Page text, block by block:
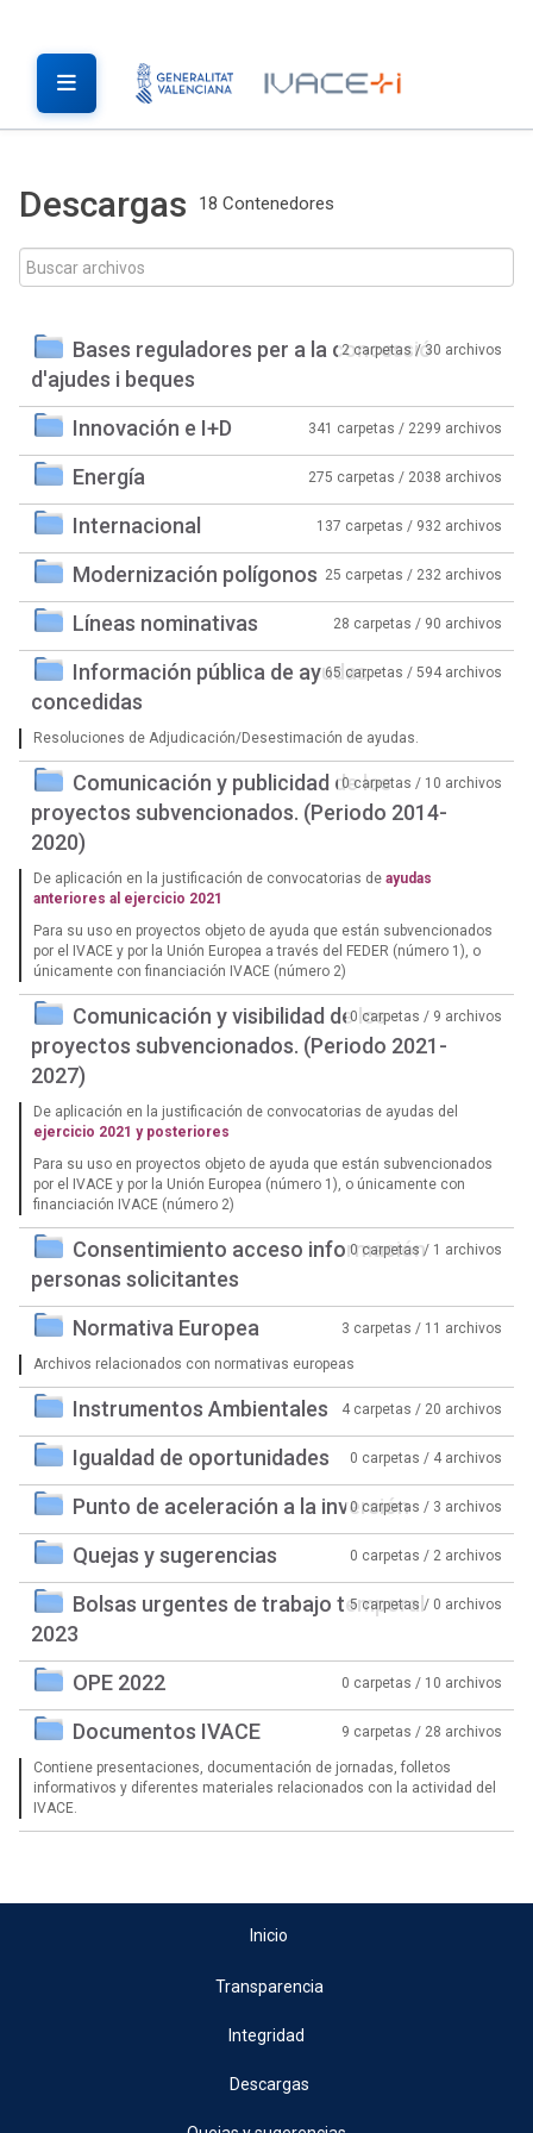
Descargas 18 Contenedores
Bases reguladores per a la concessió
d'ajudes i beques
2 carpetas / 30 archivos
Innovación e I+D 341 carpetas / 2299 archivos
Energía 275 carpetas / 2038 archivos
Internacional 137 carpetas / 932 archivos
Modernización polígonos 25 carpetas / 232 archivos
Líneas nominativas 28 carpetas / 90 archivos
Información pública de ayudas
concedidas
65 carpetas / 594 archivos
Resoluciones de Adjudicación/Desestimación de ayudas.
Comunicación y publicidad de los
proyectos subvencionados. (Periodo 2014-
2020)
0 carpetas / 10 archivos
De aplicación en la justificación de convocatorias de ayudas
anteriores al ejercicio 2021
Para su uso en proyectos objeto de ayuda que están subvencionados
por el IVACE y por la Unión Europea a través del FEDER (número 1), o
únicamente con financiación IVACE (número 2)
Comunicación y visibilidad de los
proyectos subvencionados. (Periodo 2021-
2027)
0 carpetas / 9 archivos
De aplicación en la justificación de convocatorias de ayudas del
ejercicio 2021 y posteriores
Para su uso en proyectos objeto de ayuda que están subvencionados
por el IVACE y por la Unión Europea (número 1), o únicamente con
financiación IVACE (número 2)
Consentimiento acceso información
personas solicitantes
0 carpetas / 1 archivos
Normativa Europea 3 carpetas / 11 archivos
Archivos relacionados con normativas europeas
Instrumentos Ambientales 4 carpetas / 20 archivos
Igualdad de oportunidades 0 carpetas / 4 archivos
Punto de aceleración a la inversión0 carpetas / 3 archivos
Quejas y sugerencias 0 carpetas / 2 archivos
Bolsas urgentes de trabajo temporal
2023
5 carpetas / 0 archivos
OPE 2022 0 carpetas / 10 archivos
Documentos IVACE 9 carpetas / 28 archivos
Contiene presentaciones, documentación de jornadas, folletos
informativos y diferentes materiales relacionados con la actividad del
IVACE.
Inicio
Transparencia
Integridad
Descargas